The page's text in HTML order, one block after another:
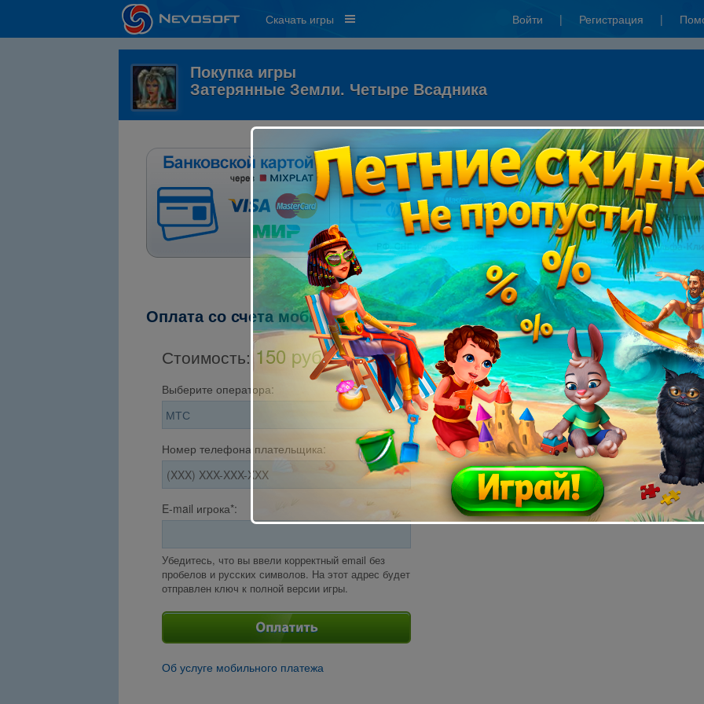
Скачать игры Войти | Регистрация |
Покупка игры
Затерянные Земли. Четыре Всадника
Оплата со счета мобильного телефона:
Стоимость: 150 pуб.
Выберите оператора:
Номер телефона плательщика:
E-mail игрока*:
Убедитесь, что вы ввели корректный email без
пробелов и русских символов. На этот адрес будет
отправлен ключ к полной версии игры.
Об услуге мобильного платежа